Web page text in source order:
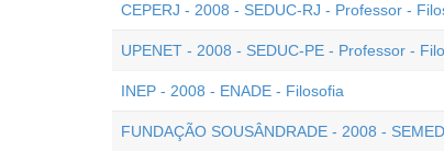
CEPERJ - 2008 - SEDUC-RJ - Professor -
UPENET - 2008 - SEDUC-PE - Professor -
INEP - 2008 - ENADE - Filosofia
FUNDAÇÃO SOUSÂNDRADE - 2008 -